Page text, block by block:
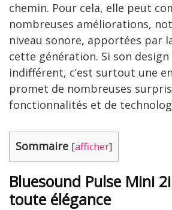
chemin. Pour cela, elle peut
nombreuses améliorations,
niveau sonore, apportées par
cette génération. Si son design
indifférent, c’est surtout une
promet de nombreuses
fonctionnalités et de
Sommaire [afficher]
Bluesound Pulse Mini
toute élégance